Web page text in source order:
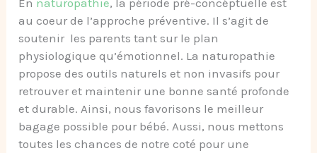
En naturopathie, la période pré-concéptuelle est
au coeur de l’approche préventive. Il s’agit de
soutenir les parents tant sur le plan
physiologique qu’émotionnel. La naturopathie
propose des outils naturels et non invasifs pour
retrouver et maintenir une bonne santé profonde
et durable. Ainsi, nous favorisons le meilleur
bagage possible pour bébé. Aussi, nous mettons
toutes les chances de notre coté pour une